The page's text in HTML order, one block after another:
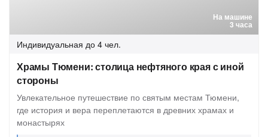
На машине
3 часа
Индивидуальная до 4 чел.
Храмы Тюмени: столица нефтяного края с иной
стороны
Увлекательное путешествие по святым местам Тюмени,
где история и вера переплетаются в древних храмах и
монастырях